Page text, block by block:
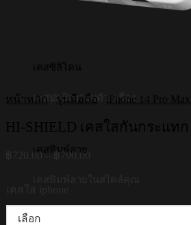
เคสซิลิโคน
เคสปกป้องรอบตัวเครื่อง
เคสพิมพ์ลาย
หน้าหลัก รุ่นมือถือ iPhone 14 Pro Max
HI-SHIELD เคสใสกันกระแทก
720.00 – ฿790.00
฿790.00